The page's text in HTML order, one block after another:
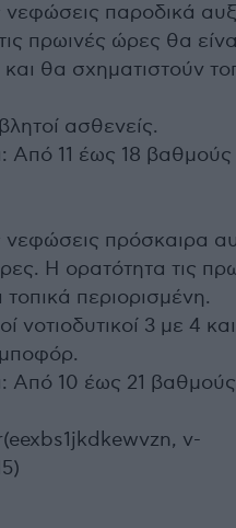
νεφώσεις παροδικά
πρωινές ώρες θα
θα σχηματιστούν
ασθενείς.
Από 11 έως 18 βαθμούς
νεφώσεις πρόσκαιρα
Η ορατότητα τις
περιορισμένη.
νοτιοδυτικοί 3 με 4
Από 10 έως 21 βαθμούς
v-